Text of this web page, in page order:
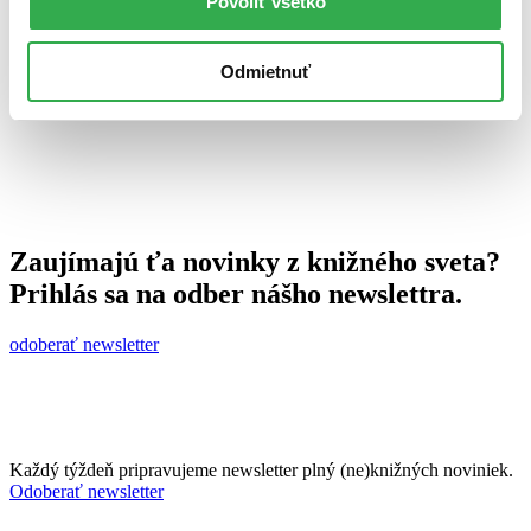
Odmietnuť
Zaujímajú ťa novinky z knižného sveta?
Prihlás sa na odber nášho newslettra.
odoberať newsletter
Každý týždeň pripravujeme newsletter plný (ne)knižných noviniek.
Odoberať newsletter